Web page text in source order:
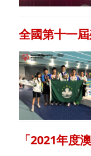
全國第十一
「2021年度